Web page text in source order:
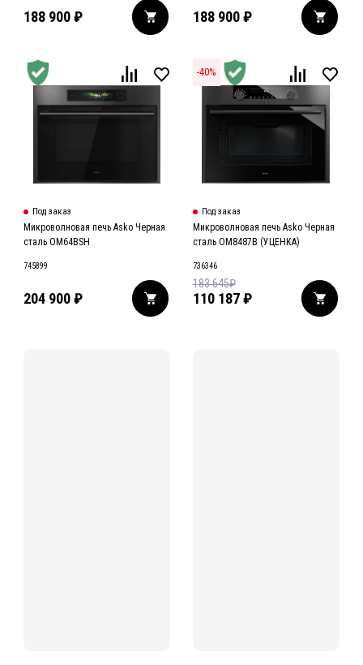
188 900₽ 188 900 ₽
Под заказ
Микроволновая печь Asko Черная
сталь OM64BSH
745899
204 900₽
-40%
Под заказ
Микроволновая печь Asko Черная
сталь OM8487B (УЦЕНКА)
736346
110 187 ₽
183 645₽